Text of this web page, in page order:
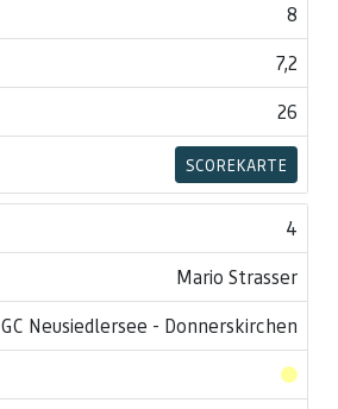
8
7,2
26
SCOREKARTE
4
Mario Strasser
GC Neusiedlersee - Donnerskirchen